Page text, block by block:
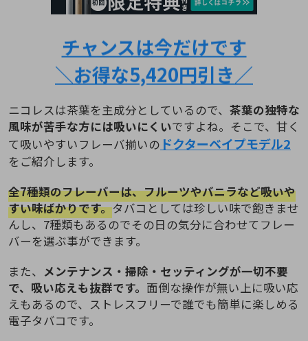
チャンスは今だけです
＼お得な5,420円引き／
ニコレスは茶葉を主成分としているので、 茶葉の独特な
風味が苦手な方には吸いにくいですよね。そこで、甘く
て吸いやすいフレーバ揃いの ドクターベイプモデル2
をご紹介します。
全7種類のフレーバーは、フルーツやバニラなど吸いや
すい味ばかりです。タバコとしては珍しい味で飽きませ
んし、7種類もあるのでその日の気分に合わせてフレー
バーを選ぶ事ができます。
また、 メンテナンス・掃除・セッティングが一切不要
で、吸い応えも抜群です。 面倒な操作が無い上に吸い応
えもあるので、ストレスフリーで誰でも簡単に楽しめる
電子タバコです。